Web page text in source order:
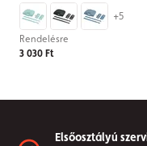
+5
3 030 Ft
Rendelésre
Elsőosztályú